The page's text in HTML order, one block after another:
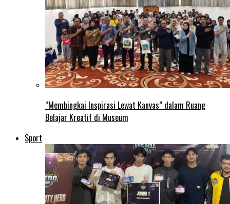
“Membingkai Inspirasi Lewat Kanvas” dalam Ruang
Belajar Kreatif di Museum
Sport